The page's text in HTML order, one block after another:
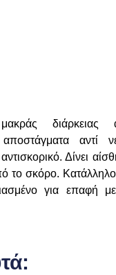
διάρκειας
αντί
Δίνει
το σκόρο. Κατάλληλο
για επαφή